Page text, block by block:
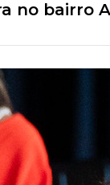
no bairro